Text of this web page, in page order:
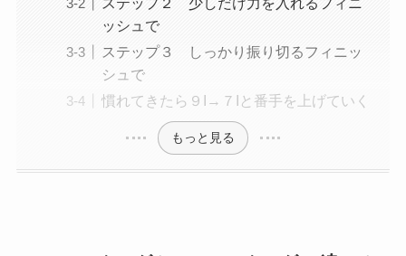
ッシュで
ステップ３ しっかり振り切るフィニッ
シュで
慣れてきたら９I→７Iと番手を上げていく
もっと見る